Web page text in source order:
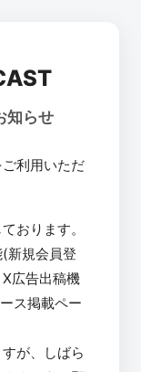
知らせ
利用いただ
おります。
新規会員登
広告出稿機
ス掲載ペー
が、しばら